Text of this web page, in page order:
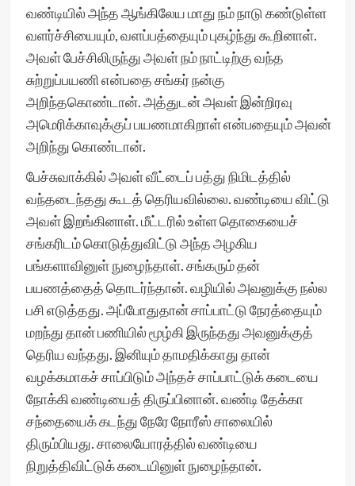
வண்டியில் அந்த ஆங்கிலேய மாது நம் நாடு கண்டுள்ள
வளர்ச்சியையும், வளப்பத்தையும் புகழ்ந்து கூறினாள்.
அவள் பேச்சிலிருந்து அவள் நம் நாட்டிற்கு வந்த
சுற்றுப்பயணி என்பதை சங்கர் நன்கு
அறிந்தகொண்டான். அத்துடன் அவள் இன்றிரவு
அமெரிக்காவுக்குப் பயணமாகிறாள் என்பதையும் அவன்
அறிந்து கொண்டான்.
பேச்சுவாக்கில் அவள் வீட்டைப் பத்து நிமிடத்தில்
வந்தடைந்தது கூடத் தெரியவில்லை. வண்டியை விட்டு
அவள் இறங்கினாள். மீட்டரில் உள்ள தொகையைச்
சங்கரிடம் கொடுத்துவிட்டு அந்த அழகிய
பங்களாவினுள் நுழைந்தாள். சங்கரும் தன்
பயணத்தைத் தொடர்ந்தான். வழியில் அவனுக்கு நல்ல
பசி எடுத்தது. அப்போதுதான் சாப்பாட்டு நேரத்தையும்
மறந்து தான் பணியில் மூழ்கி இருந்தது அவனுக்குத்
தெரிய வந்தது. இனியும் தாமதிக்காது தான்
வழக்கமாகச் சாப்பிடும் அந்தச் சாப்பாட்டுக் கடையை
நோக்கி வண்டியைத் திருப்பினான். வண்டி தேக்கா
சந்தையைக் கடந்து நேரே நோரீஸ் சாலையில்
திரும்பியது. சாலையோரத்தில் வண்டியை
நிறுத்திவிட்டுக் கடையினுள் நுழைந்தான்.